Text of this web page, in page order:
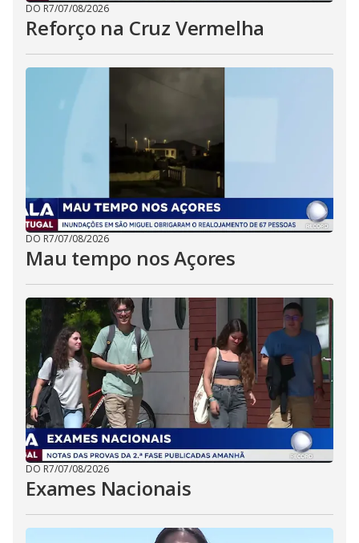
DO R7/07/08/2026
Reforço na Cruz Vermelha
DO R7/07/08/2026
Mau tempo nos Açores
DO R7/07/08/2026
Exames Nacionais